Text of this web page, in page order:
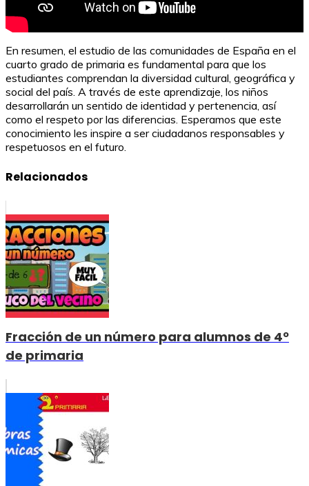
En resumen, el estudio de las comunidades de España en el
cuarto grado de primaria es fundamental para que los
estudiantes comprendan la diversidad cultural, geográfica y
social del país. A través de este aprendizaje, los niños
desarrollarán un sentido de identidad y pertenencia, así
como el respeto por las diferencias. Esperamos que este
conocimiento les inspire a ser ciudadanos responsables y
respetuosos en el futuro.
Relacionados
Fracción de un número para alumnos de 4º
de primaria